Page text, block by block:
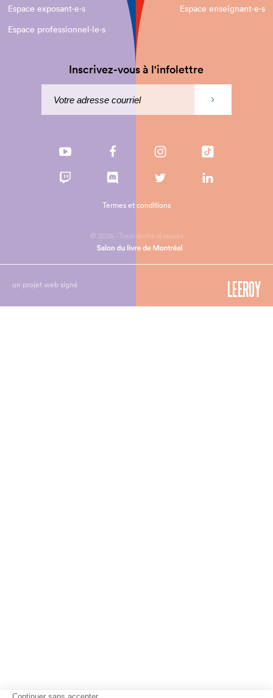
Espace exposant·e⋅s
Espace enseignant·e⋅s
Espace professionnel·le⋅s
Inscrivez-vous à l'infolettre
© 2026 - Tous droits réservés
Termes et conditions
un projet web signé